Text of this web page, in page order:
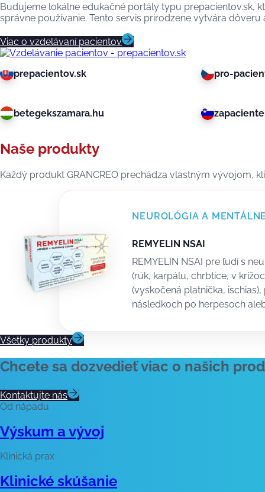
Budujeme lokálne edukačné portály typu prepacientov.sk,
správne používanie. Tento servis prirodzene vytvára
Viac o vzdelávaní pacientov
prepacientov.sk pro-
betegekszamara.hu
Naše produkty
Každý produkt GRANCREO prechádza vlastným vývojom,
NEUROLÓGIA A
REMYELIN NSAI
REMYELIN NSAI pre ľudí s
(rúk, karpálu, chrbtice, v
(vyskočená platnička,
následkoch po herpesoch
Všetky produkty
Chcete sa dozvedieť viac o našich
Kontaktujte nás
Od nápadu
Výskum a vývoj
Klinická prax
Klinické skúšanie